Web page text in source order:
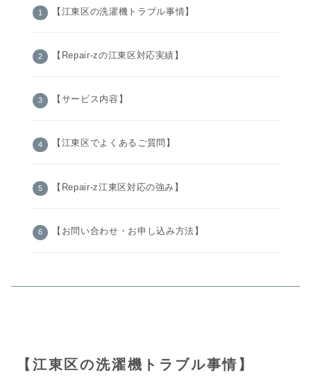
【江東区の洗濯機トラブル事情】
【Repair-zの江東区対応実績】
【サービス内容】
【江東区でよくあるご質問】
【Repair-z江東区対応の強み】
【お問い合わせ・お申し込み方法】
【江東区の洗濯機トラブル事情】